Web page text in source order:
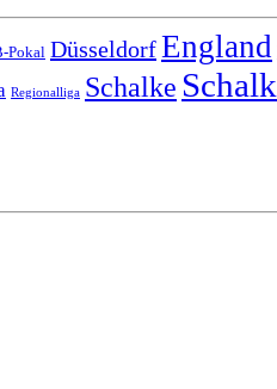
Pokal DüsseldorfEngland
Regionalliga Schalke